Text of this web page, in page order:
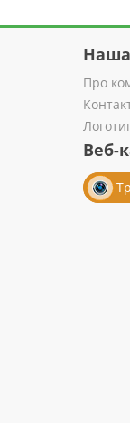
Про
Веб-